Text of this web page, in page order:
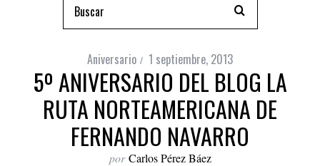
Aniversario 1 septiembre, 2013
5º ANIVERSARIO DEL BLOG LA
RUTA NORTEAMERICANA DE
FERNANDO NAVARRO
por Carlos Pérez Báez